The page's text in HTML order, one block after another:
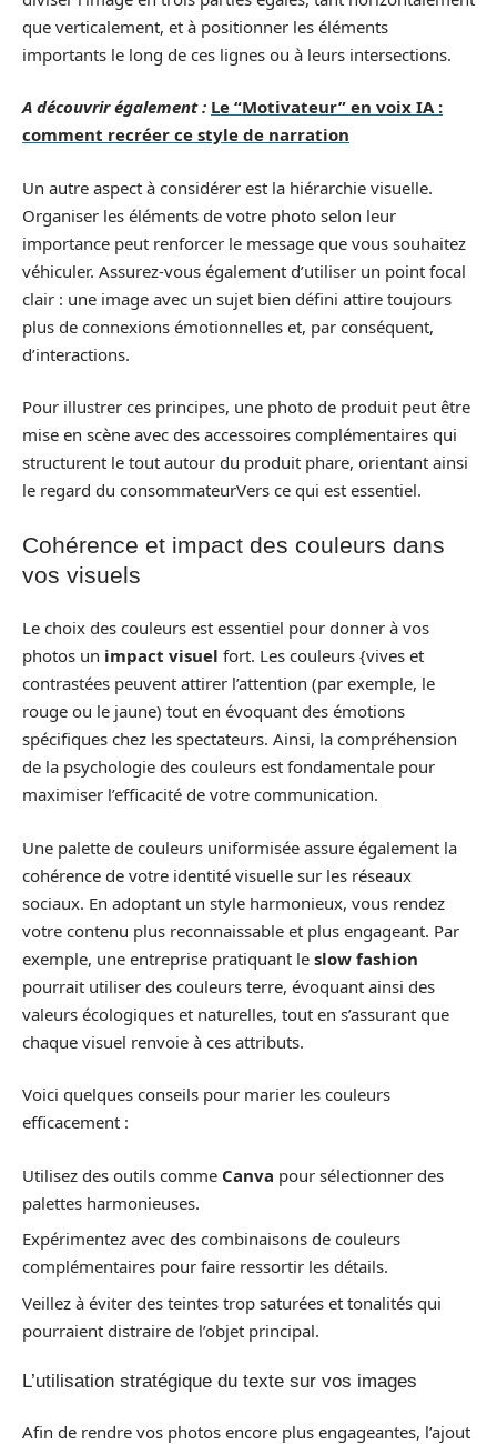
que verticalement, et à positionner les éléments
importants le long de ces lignes ou à leurs intersections.
A découvrir également : Le “Motivateur” en voix IA :
comment recréer ce style de narration
Un autre aspect à considérer est la hiérarchie visuelle.
Organiser les éléments de votre photo selon leur
importance peut renforcer le message que vous souhaitez
véhiculer. Assurez-vous également d’utiliser un point focal
clair : une image avec un sujet bien défini attire toujours
plus de connexions émotionnelles et, par conséquent,
d’interactions.
Pour illustrer ces principes, une photo de produit peut être
mise en scène avec des accessoires complémentaires qui
structurent le tout autour du produit phare, orientant ainsi
le regard du consommateurVers ce qui est essentiel.
Cohérence et impact des couleurs dans
vos visuels
Le choix des couleurs est essentiel pour donner à vos
photos un impact visuel fort. Les couleurs {vives et
contrastées peuvent attirer l’attention (par exemple, le
rouge ou le jaune) tout en évoquant des émotions
spécifiques chez les spectateurs. Ainsi, la compréhension
de la psychologie des couleurs est fondamentale pour
maximiser l’efficacité de votre communication.
Une palette de couleurs uniformisée assure également la
cohérence de votre identité visuelle sur les réseaux
sociaux. En adoptant un style harmonieux, vous rendez
votre contenu plus reconnaissable et plus engageant. Par
exemple, une entreprise pratiquant le slow fashion
pourrait utiliser des couleurs terre, évoquant ainsi des
valeurs écologiques et naturelles, tout en s’assurant que
chaque visuel renvoie à ces attributs.
Voici quelques conseils pour marier les couleurs
efficacement :
Utilisez des outils comme Canva pour sélectionner des
palettes harmonieuses.
Expérimentez avec des combinaisons de couleurs
complémentaires pour faire ressortir les détails.
Veillez à éviter des teintes trop saturées et tonalités qui
pourraient distraire de l’objet principal.
L’utilisation stratégique du texte sur vos images
Afin de rendre vos photos encore plus engageantes, l’ajout